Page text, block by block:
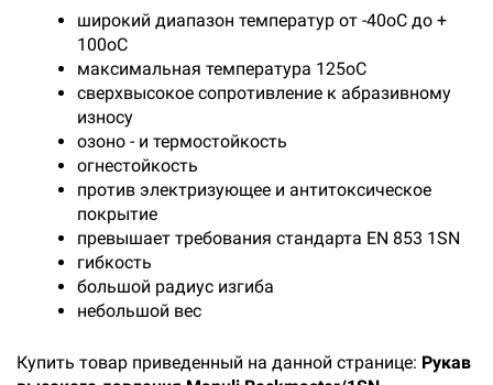
широкий диапазон температур от -40оС до +
100оС
максимальная температура 125оС
сверхвысокое сопротивление к абразивному
износу
озоно - и термостойкость
огнестойкость
против электризующее и антитоксическое
покрытие
превышает требования стандарта EN 853 1SN
гибкость
большой радиус изгиба
небольшой вес
Купить товар приведенный на данной странице: Рукав